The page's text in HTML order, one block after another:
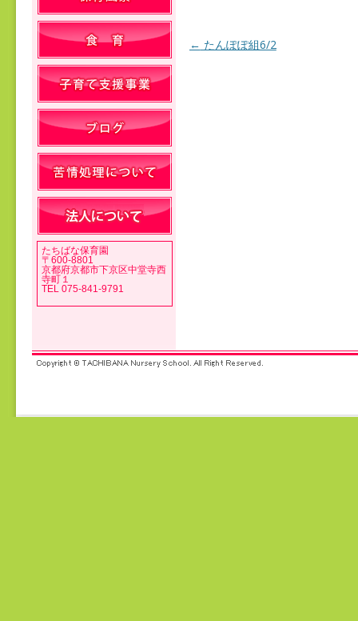
投稿ナビゲーション
← たんぽぽ組6/2
たちばな保育園
〒600-8801
京都府京都市下京区中堂寺西
寺町１
TEL 075-841-9791